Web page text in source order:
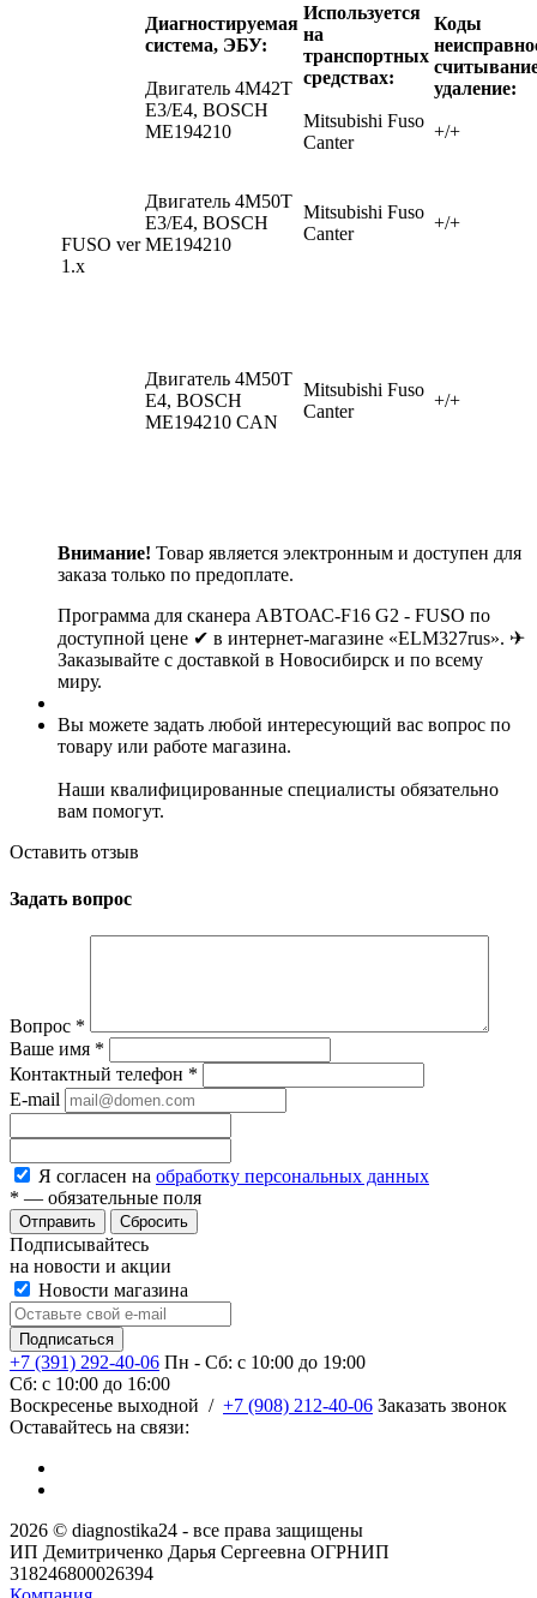
FUSO ver
1.x
Диагностируемая
система, ЭБУ:
Двигатель 4M42T
Е3/E4, BOSCH
ME194210
Используется
на
транспортных
средствах:
Mitsubishi Fuso
Canter
Коды
удаление:
+/+
Двигатель 4M50T
Е3/E4, BOSCH
ME194210
Mitsubishi Fuso
Canter
+/+
Двигатель 4M50T
E4, BOSCH
ME194210 CAN
Mitsubishi Fuso
Canter
+/+
Внимание! Товар является электронным и доступен для
заказа только по предоплате.
Программа для сканера АВТОАС-F16 G2 - FUSO по
доступной цене ✔ в интернет-магазине «ELM327rus». ✈
Заказывайте с доставкой в Новосибирск и по всему
миру.
Вы можете задать любой интересующий вас вопрос по
товару или работе магазина.
Наши квалифицированные специалисты обязательно
вам помогут.
Оставить отзыв
Задать вопрос
Вопрос *
Ваше имя *
Контактный телефон *
E-mail
Я согласен на обработку персональных данных
* — обязательные поля
Сбросить
Подписывайтесь
на новости и акции
Новости магазина
+7 (391) 292-40-06 Пн - Сб: c 10:00 до 19:00
Сб: c 10:00 до 16:00
​Воскресенье выходной / +7 (908) 212-40-06 Заказать звонок
Оставайтесь на связи:
2026 © diagnostika24 - все права защищены
ИП Демитриченко Дарья Сергеевна ОГРНИП
318246800026394